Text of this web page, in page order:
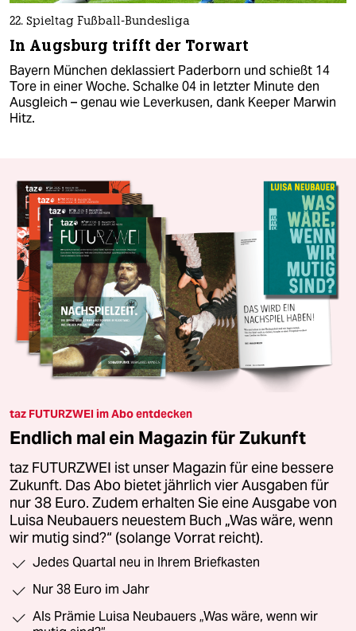
22. Spieltag Fußball-Bundesliga
In Augsburg trifft der Torwart
Bayern München deklassiert Paderborn und schießt 14
Tore in einer Woche. Schalke 04 in letzter Minute den
Ausgleich – genau wie Leverkusen, dank Keeper Marwin
Hitz.
taz FUTURZWEI im Abo entdecken
Endlich mal ein Magazin für Zukunft
taz FUTURZWEI ist unser Magazin für eine bessere
Zukunft. Das Abo bietet jährlich vier Ausgaben für
nur 38 Euro. Zudem erhalten Sie eine Ausgabe von
Luisa Neubauers neuestem Buch „Was wäre, wenn
wir mutig sind?“ (solange Vorrat reicht).
Jedes Quartal neu in Ihrem Briefkasten
Nur 38 Euro im Jahr
Als Prämie Luisa Neubauers „Was wäre, wenn wir